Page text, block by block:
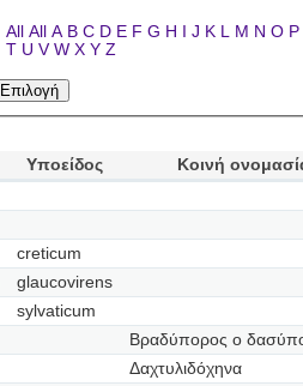
All All A B C D E F G H I J K L M N O P
T U V W X Y Z
Υποείδος
Κοινή
creticum
glaucovirens
sylvaticum
Βραδύπορος ο
Δαχτυλιδόχηνα